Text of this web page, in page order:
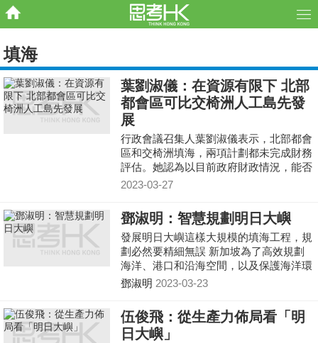
填海
葉劉淑儀：在資源有限下 北部
都會區可比交椅洲人工島先發
展
行政會議召集人葉劉淑儀表示，北部都會
區和交椅洲填海，兩項計劃都未完成財務
評估。她認為以目前政府財政情況，能否
同時推進兩項大型計劃仍可知，她提出在
區。
2023-03-27
鄧淑明：智慧規劃明日大嶼
發展明日大嶼這樣大規模的填海工程，規
劃必然要精細無誤 新加坡為了高效規劃
海洋、港口和沿海空間，以及保護海洋環
境和生物多樣性、兼顧氣候變化的海洋研
合多達11個政府部門的數據，開發成陸
地、海洋和沿海的單一資料平台，香港在
填海工程可以參考應用科技規劃
鄧淑明 2023-03-23
伍俊飛：從生產力佈局看「明
日大嶼」